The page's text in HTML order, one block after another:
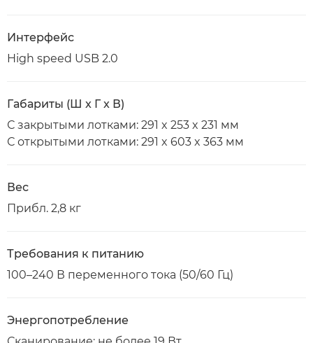
Интерфейс
High speed USB 2.0
Габариты (Ш x Г x В)
С закрытыми лотками: 291 x 253 x 231 мм
С открытыми лотками: 291 x 603 x 363 мм
Вес
Прибл. 2,8 кг
Требования к питанию
100–240 В переменного тока (50/60 Гц)
Энергопотребление